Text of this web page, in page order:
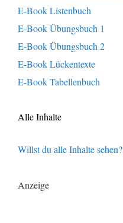
E-Book Listenbuch
E-Book Übungsbuch 1
E-Book Übungsbuch 2
E-Book Lückentexte
E-Book Tabellenbuch
Alle Inhalte
Willst du alle Inhalte sehen?
Anzeige